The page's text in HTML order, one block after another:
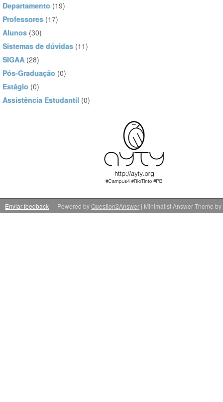
Departamento (19)
Professores (17)
Alunos (30)
Sistemas de dúvidas (11)
SIGAA (28)
Pós-Graduação (0)
Estágio (0)
Assistência Estudantil (0)
Enviar feedback | Minimalist Answer Theme by
Powered byQuestion2Answer